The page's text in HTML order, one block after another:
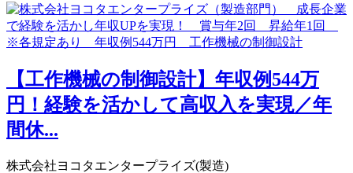
【工作機械の制御設計】年収例544万
円！経験を活かして高収入を実現／年
間休...
株式会社ヨコタエンタープライズ(製造)